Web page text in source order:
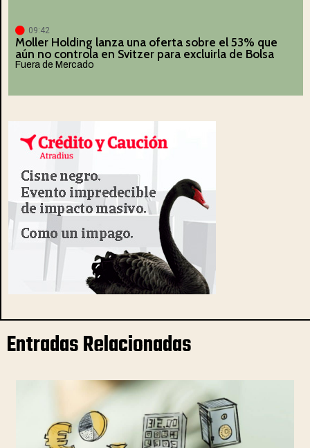
09:42
Moller Holding lanza una oferta sobre el 53% que
aún no controla en Svitzer para excluirla de Bolsa
Fuera de Mercado
Entradas Relacionadas